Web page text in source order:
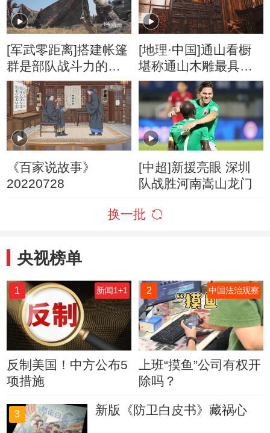
[军武零距离]搭建帐篷
群是部队战斗力的重
要环节
[地理·中国]通山看橱
堪称通山木雕最具代
表性的作品
《百家说故事》
20220728
[中超]新援亮眼 深圳
队战胜河南嵩山龙门
换一批
央视榜单
1 新闻1+1
反制美国！中方公布5
项措施
2 中国法治观察
上班“摸鱼”公司有权开
除吗？
3 新版《防卫白皮书》藏祸心